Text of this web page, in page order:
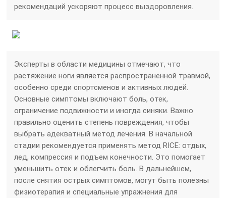
рекомендаций ускоряют процесс выздоровления.
Эксперты в области медицины отмечают, что
растяжение ноги является распространенной травмой,
особенно среди спортсменов и активных людей.
Основные симптомы включают боль, отек,
ограничение подвижности и иногда синяки. Важно
правильно оценить степень повреждения, чтобы
выбрать адекватный метод лечения. В начальной
стадии рекомендуется применять метод RICE: отдых,
лед, компрессия и подъем конечности. Это помогает
уменьшить отек и облегчить боль. В дальнейшем,
после снятия острых симптомов, могут быть полезны
физиотерапия и специальные упражнения для